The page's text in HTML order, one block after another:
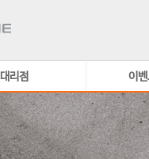
대리점 이